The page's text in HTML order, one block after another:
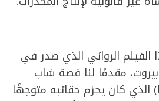
الروائي الذي صدر في
بيروت، مقدمًا لنا قصة شاب
(40 عامًا) الذي كان يحزم حقائبه متوجهًا